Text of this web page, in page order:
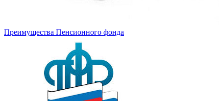
Преимущества Пенсионного фонда